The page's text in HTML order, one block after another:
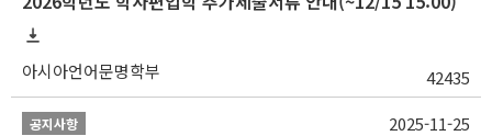
아시아언어문명학부 42435
공지사항 2025-11-25